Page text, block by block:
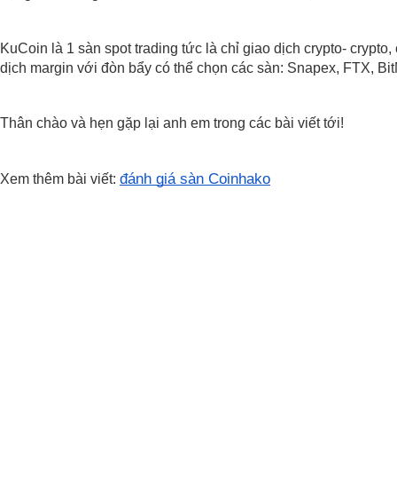
KuCoin là 1 sàn spot trading tức là chỉ giao dịch crypto-
dịch margin với đòn bẩy có thể chọn các sàn: Snapex, FTX,
Thân chào và hẹn gặp lại anh em trong các bài viết tới!
Xem thêm bài viết: đánh giá sàn Coinhako